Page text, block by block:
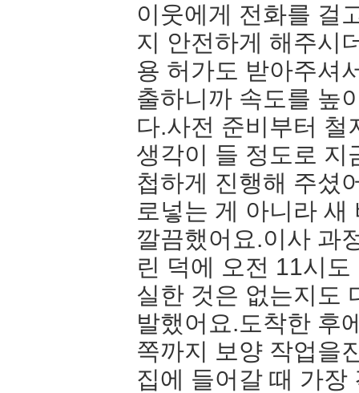
이웃에게 전화를 걸
지 안전하게 해주시
용 허가도 받아주셔
출하니까 속도를 높
다.사전 준비부터 철
생각이 들 정도로 지
첩하게 진행해 주셨
로넣는 게 아니라
깔끔했어요.이사 과
린 덕에 오전 11시
실한 것은 없는지도
발했어요.도착한 후
쪽까지 보양 작업을
집에 들어갈 때 가장